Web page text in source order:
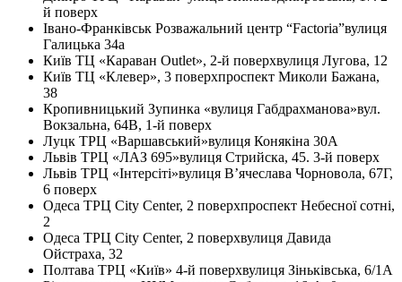
й поверх
Івано-Франківськ Розважальний центр “Factoria”вулиця
Галицька 34а
Київ ТЦ «Караван Outlet», 2-й поверхвулиця Лугова, 12
Київ ТЦ «Клевер», 3 поверхпроспект Миколи Бажана,
38
Кропивницький Зупинка «вулиця Габдрахманова»вул.
Вокзальна, 64В, 1-й поверх
Луцк ТРЦ «Варшавський»вулиця Конякіна 30А
Львів ТРЦ «ЛАЗ 695»вулиця Стрийска, 45. 3-й поверх
Львів ТРЦ «Інтерсіті»вулиця В’ячеслава Чорновола, 67Г,
6 поверх
Одеса ТРЦ City Center, 2 поверхпроспект Небесної сотні,
2
Одеса ТРЦ City Center, 2 поверхвулиця Давида
Ойстраха, 32
Полтава ТРЦ «Київ» 4-й поверхвулиця Зіньківська, 6/1А